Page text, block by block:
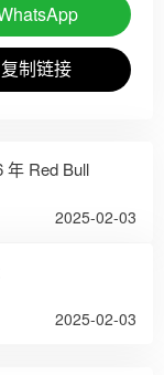
复制链接
年 Red Bull
2025-02-03
2025-02-03